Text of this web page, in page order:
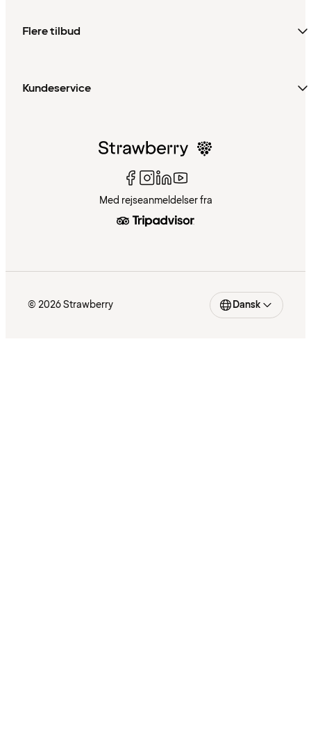
Flere tilbud
Kundeservice
Med rejseanmeldelser fra
© 2026 Strawberry Dansk